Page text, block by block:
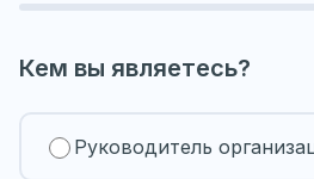
Кем вы являетесь?
Руководитель